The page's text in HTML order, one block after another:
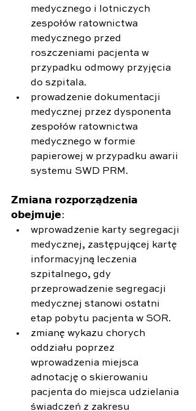
medycznego i lotniczych
zespołów ratownictwa
medycznego przed
roszczeniami pacjenta w
przypadku odmowy przyjęcia
do szpitala.
prowadzenie dokumentacji
medycznej przez dysponenta
zespołów ratownictwa
medycznego w formie
papierowej w przypadku awarii
systemu SWD PRM.
𝗭𝗺𝗶𝗮𝗻𝗮 𝗿𝗼𝘇𝗽𝗼𝗿𝘇𝗮̨𝗱𝘇𝗲𝗻𝗶𝗮
𝗼𝗯𝗲𝗷𝗺𝘂𝗷𝗲:
wprowadzenie karty segregacji
medycznej, zastępującej kartę
informacyjną leczenia
szpitalnego, gdy
przeprowadzenie segregacji
medycznej stanowi ostatni
etap pobytu pacjenta w SOR.
zmianę wykazu chorych
oddziału poprzez
wprowadzenia miejsca
adnotację o skierowaniu
pacjenta do miejsca udzielania
świadczeń z zakresu